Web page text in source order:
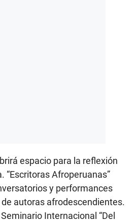
espacio para la reflexión
“Escritoras Afroperuanas”
y performances
autoras afrodescendientes.
Internacional “Del